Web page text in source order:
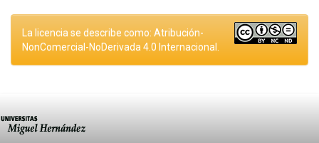
La licencia se describe como: Atribución-
NonComercial-NoDerivada 4.0 Internacional.